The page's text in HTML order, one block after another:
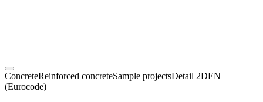
ConcreteReinforced concreteSample projectsDetail 2DEN
(Eurocode)